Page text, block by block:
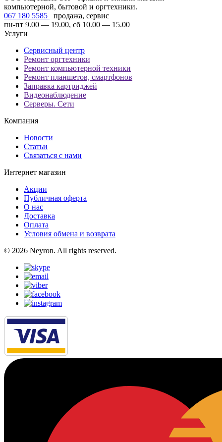
компьютерной, бытовой и оргтехники.
067 180 5585
продажа, сервис
пн-пт 9.00 — 19.00, сб 10.00 — 15.00
Услуги
Сервисный центр
Ремонт оргтехники
Ремонт компьютерной техники
Ремонт планшетов, смартфонов
Заправка картриджей
Видеонаблюдение
Серверы. Сети
Компания
Новости
Статьи
Связаться с нами
Интернет магазин
Акции
Публичная оферта
О нас
Доставка
Оплата
Условия обмена и возврата
© 2026 Neyron. All rights reserved.